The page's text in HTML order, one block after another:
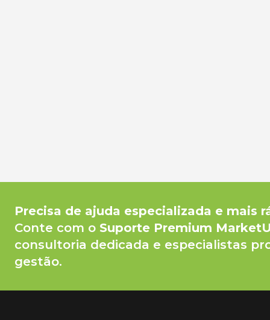
Precisa de ajuda especializada e mais
Conte com o Suporte Premium
consultoria dedicada e especialistas
gestão.